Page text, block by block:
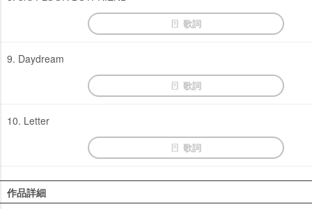
歌詞
9. Daydream
歌詞
10. Letter
歌詞
作品詳細